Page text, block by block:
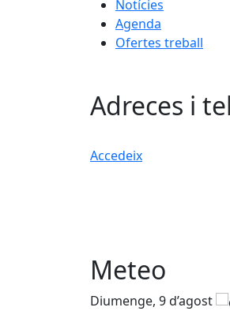
Notícies
Agenda
Ofertes treball
Adreces i
Accedeix
Meteo
Diumenge, 9 d’agost